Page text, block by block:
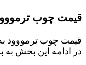
قیمت چوب
قیمت چوب ترمووود
در ادامه این بخش به